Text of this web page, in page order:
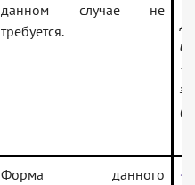
данном случае не
требуется.
—
Форма данного